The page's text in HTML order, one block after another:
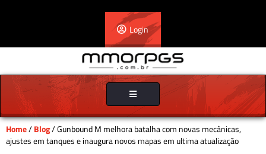
Login
Toggle
navigation
Home/Blog/ Gunbound M melhora batalha com novas mecânicas,
ajustes em tanques e inaugura novos mapas em ultima atualização